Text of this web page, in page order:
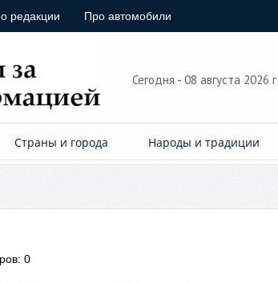
редакции Про автомобили
Сегодня - 08 августа 2026 г
Страны и города Народы и традиции
0